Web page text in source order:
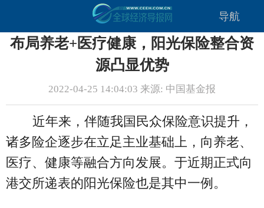
导航
布局养老+医疗健康，阳光保险整合资
源凸显优势
2022-04-25 14:04:03 来源: 中国基金报
近年来，伴随我国民众保险意识提升，
诸多险企逐步在立足主业基础上，向养老、
医疗、健康等融合方向发展。于近期正式向
港交所递表的阳光保险也是其中一例。